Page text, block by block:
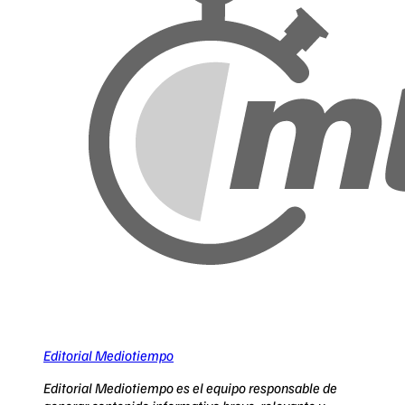
Editorial Mediotiempo
Editorial Mediotiempo es el equipo responsable de